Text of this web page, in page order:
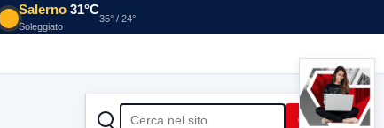
Salerno 31°C
Soleggiato
35° / 24°
CERCA Cerca